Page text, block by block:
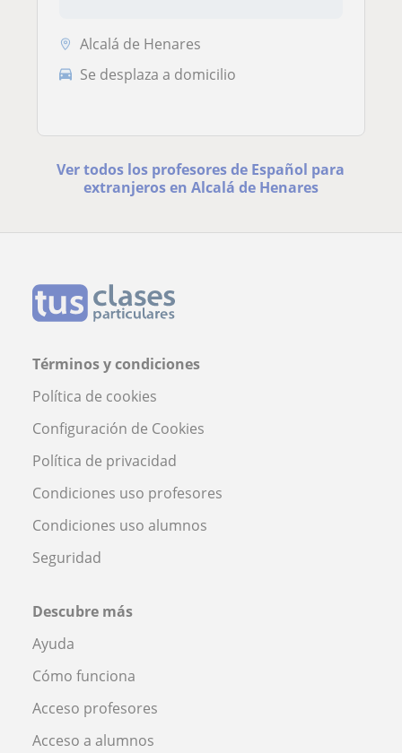
Alcalá de Henares
Se desplaza a domicilio
Ver todos los profesores de Español para
extranjeros en Alcalá de Henares
Términos y condiciones
Política de cookies
Configuración de Cookies
Política de privacidad
Condiciones uso profesores
Condiciones uso alumnos
Seguridad
Descubre más
Ayuda
Cómo funciona
Acceso profesores
Acceso a alumnos